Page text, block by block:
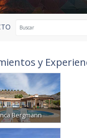
y
Bergmann